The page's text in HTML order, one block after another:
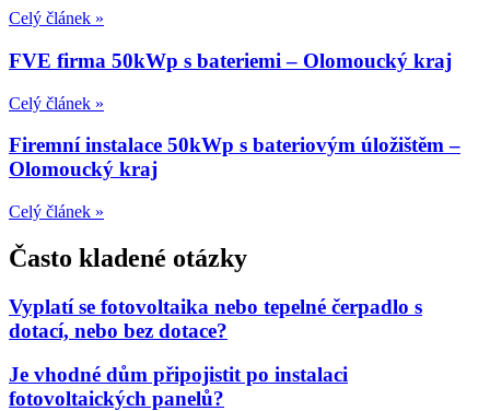
Celý článek »
FVE firma 50kWp s bateriemi – Olomoucký kraj
Celý článek »
Firemní instalace 50kWp s bateriovým úložištěm –
Olomoucký kraj
Celý článek »
Často kladené otázky
Vyplatí se fotovoltaika nebo tepelné čerpadlo s
dotací, nebo bez dotace?
Je vhodné dům připojistit po instalaci
fotovoltaických panelů?